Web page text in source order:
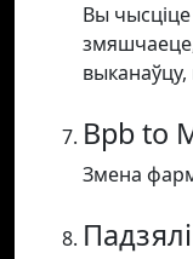
Вы чысціце
Bpb to
Змена